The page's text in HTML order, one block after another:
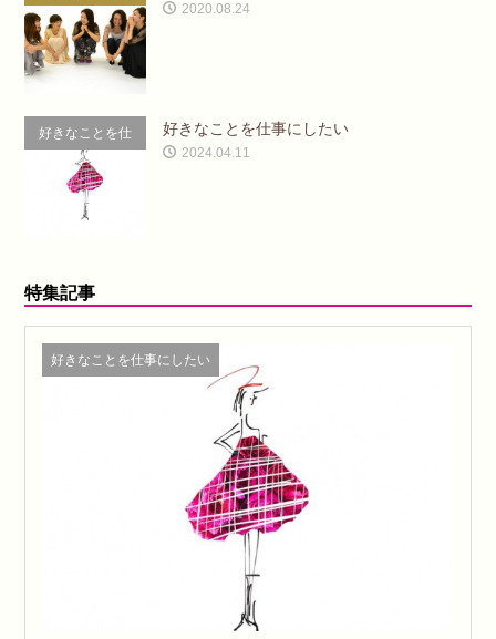
み相談室
2020.08.24
好きなことを仕
事にしたい
好きなことを仕事にしたい
2024.04.11
特集記事
好きなことを仕事にしたい